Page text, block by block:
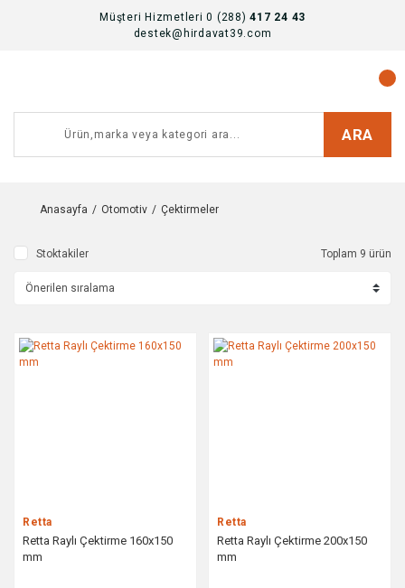
Müşteri Hizmetleri 0 (288)417 24 43
destek@hirdavat39.com
ARA
Anasayfa Otomotiv Çektirmeler
Stoktakiler Toplam 9 ürün
Retta
Retta Raylı Çektirme 160x150
mm
Retta
Retta Raylı Çektirme 200x150
mm